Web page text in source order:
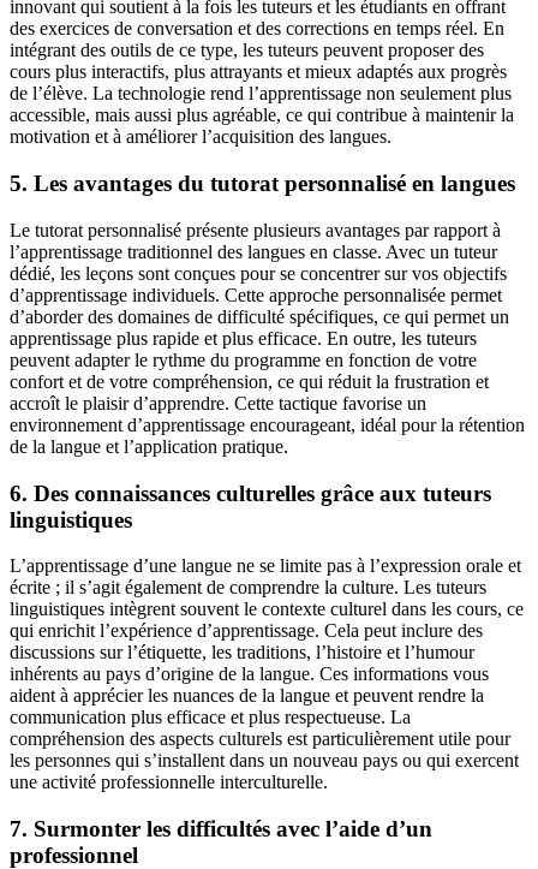
innovant qui soutient à la fois les tuteurs et les étudiants en offrant
des exercices de conversation et des corrections en temps réel. En
intégrant des outils de ce type, les tuteurs peuvent proposer des
cours plus interactifs, plus attrayants et mieux adaptés aux progrès
de l’élève. La technologie rend l’apprentissage non seulement plus
accessible, mais aussi plus agréable, ce qui contribue à maintenir la
motivation et à améliorer l’acquisition des langues.
5. Les avantages du tutorat personnalisé en langues
Le tutorat personnalisé présente plusieurs avantages par rapport à
l’apprentissage traditionnel des langues en classe. Avec un tuteur
dédié, les leçons sont conçues pour se concentrer sur vos objectifs
d’apprentissage individuels. Cette approche personnalisée permet
d’aborder des domaines de difficulté spécifiques, ce qui permet un
apprentissage plus rapide et plus efficace. En outre, les tuteurs
peuvent adapter le rythme du programme en fonction de votre
confort et de votre compréhension, ce qui réduit la frustration et
accroît le plaisir d’apprendre. Cette tactique favorise un
environnement d’apprentissage encourageant, idéal pour la rétention
de la langue et l’application pratique.
6. Des connaissances culturelles grâce aux tuteurs
linguistiques
L’apprentissage d’une langue ne se limite pas à l’expression orale et
écrite ; il s’agit également de comprendre la culture. Les tuteurs
linguistiques intègrent souvent le contexte culturel dans les cours, ce
qui enrichit l’expérience d’apprentissage. Cela peut inclure des
discussions sur l’étiquette, les traditions, l’histoire et l’humour
inhérents au pays d’origine de la langue. Ces informations vous
aident à apprécier les nuances de la langue et peuvent rendre la
communication plus efficace et plus respectueuse. La
compréhension des aspects culturels est particulièrement utile pour
les personnes qui s’installent dans un nouveau pays ou qui exercent
une activité professionnelle interculturelle.
7. Surmonter les difficultés avec l’aide d’un
professionnel